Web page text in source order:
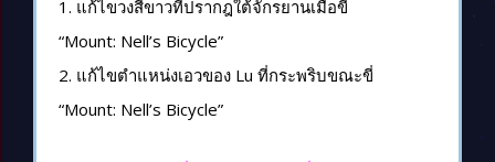
1. แก้ไขวงสีขาวที่ปรากฎใต้จักรยานเมื่อขี่
“Mount: Nell’s Bicycle”
2. แก้ไขตำแหน่งเอวของ Lu ที่กระพริบขณะขี่
“Mount: Nell’s Bicycle”